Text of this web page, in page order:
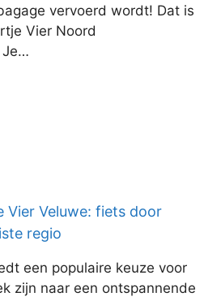
vervoerd wordt! Dat is
Vier Noord
Je…
Vier Veluwe: fiets door
regio
een populaire keuze voor
zijn naar een ontspannende